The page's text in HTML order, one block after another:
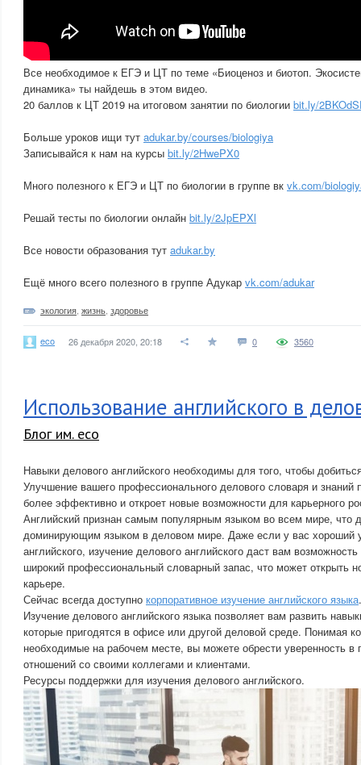
Все необходимое к ЕГЭ и ЦТ по теме «Биоценоз и биотоп.
динамика» ты найдешь в этом видео.
20 баллов к ЦТ 2019 на итоговом занятии по биологии bit.ly/
Больше уроков ищи тут adukar.by/courses/biologiya
Записывайся к нам на курсы bit.ly/2HwePX0
Много полезного к ЕГЭ и ЦТ по биологии в группе вк vk.com/
Решай тесты по биологии онлайн bit.ly/2JpEPXl
Все новости образования тут adukar.by
Ещё много всего полезного в группе Адукар vk.com/adukar
экология жизнь здоровье
eco 26 декабря 2020, 20:18 0 3560
Использование английского в
Блог им. eco
Навыки делового английского необходимы для того, чтобы
Улучшение вашего профессионального делового словаря и знаний
более эффективно и откроет новые возможности для карьерного
Английский признан самым популярным языком во всем мире, что
доминирующим языком в деловом мире. Даже если у вас хороший
английского, изучение делового английского даст вам
широкий профессиональный словарный запас, что может открыть
карьере.
Сейчас всегда доступно корпоративное изучение английского языка.
Изучение делового английского языка позволяет вам развить
которые пригодятся в офисе или другой деловой среде. Понимая
необходимые на рабочем месте, вы можете обрести уверенность в
отношений со своими коллегами и клиентами.
Ресурсы поддержки для изучения делового английского.